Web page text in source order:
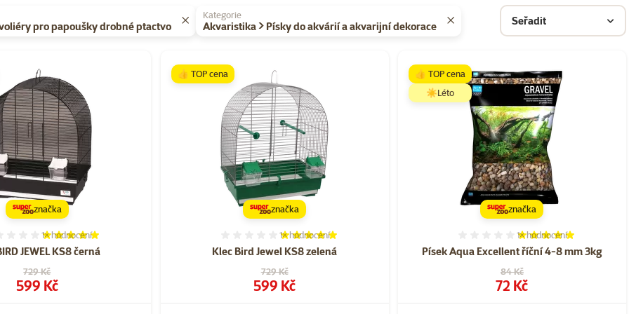
pro papoušky drobné ptactvo
Kategorie
Akvaristika > Písky do akvárií a akvarijní dekorace Seřadit
JEWEL KS8 černá
Hodnocení 100%, počet hodnocení: 1
1×hodnocení
Původní cena
729 Kč
Cena
599 Kč
značka
Klec Bird Jewel KS8 zelená
Hodnocení 100%, počet hodnocení: 1
1×hodnocení
Původní cena
729 Kč
Cena
599 Kč
👍 TOP cena
značka
Písek Aqua Excellent říční 4-8 mm 3kg
Hodnocení 100%, počet
1×hodnocení
Původní cena
84 Kč
Cena
72 Kč
👍 TOP cena
☀️Léto
značka